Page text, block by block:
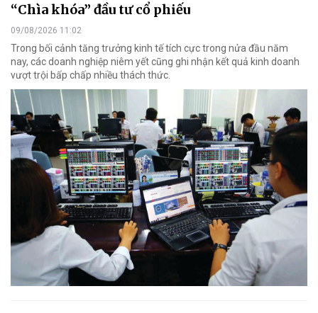
“Chìa khóa” đầu tư cổ phiếu
09/08/2026 11:02
Trong bối cảnh tăng trưởng kinh tế tích cực trong nửa đầu năm
nay, các doanh nghiệp niêm yết cũng ghi nhận kết quả kinh doanh
vượt trội bấp chấp nhiều thách thức.